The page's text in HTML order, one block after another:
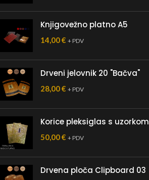
Knjigovežno platno A5
14,00€ + PDV
Drveni jelovnik 20 "Bačva"
28,00€ + PDV
Korice pleksiglas s uzorkom
50,00€ + PDV
Drvena ploča Clipboard 03